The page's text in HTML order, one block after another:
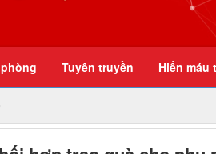
Tuyên truyền Hiến máu